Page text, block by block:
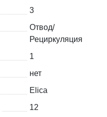
3
Отвод/
Рециркуляция
1
нет
Elica
12